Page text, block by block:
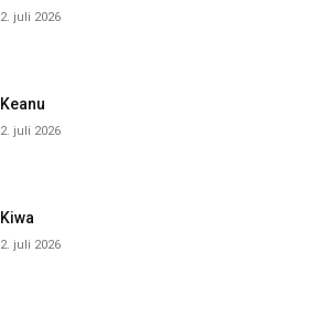
2. juli 2026
Keanu
2. juli 2026
Kiwa
2. juli 2026